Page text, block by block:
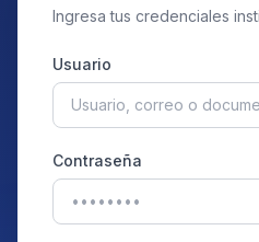
Ingresa tus credenciales
Usuario
Contraseña